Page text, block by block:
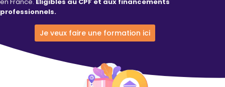
professionnels.
Je veux faire une formation ici